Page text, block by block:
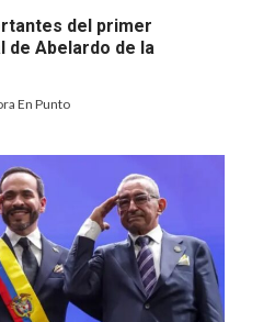
del primer
de Abelardo de la
En Punto